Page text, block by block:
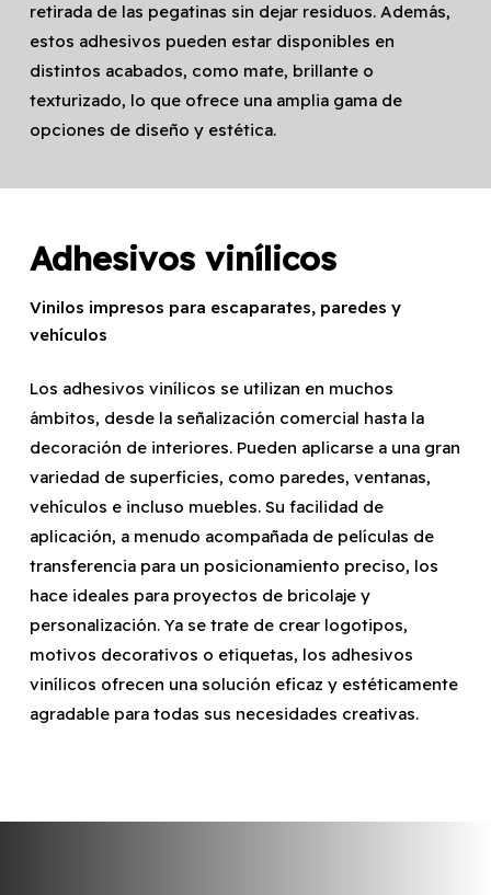
retirada de las pegatinas sin dejar residuos. Además,
estos adhesivos pueden estar disponibles en
distintos acabados, como mate, brillante o
texturizado, lo que ofrece una amplia gama de
opciones de diseño y estética.
Adhesivos vinílicos
Vinilos impresos para escaparates, paredes y
vehículos
Los adhesivos vinílicos se utilizan en muchos
ámbitos, desde la señalización comercial hasta la
decoración de interiores. Pueden aplicarse a una gran
variedad de superficies, como paredes, ventanas,
vehículos e incluso muebles. Su facilidad de
aplicación, a menudo acompañada de películas de
transferencia para un posicionamiento preciso, los
hace ideales para proyectos de bricolaje y
personalización. Ya se trate de crear logotipos,
motivos decorativos o etiquetas, los adhesivos
vinílicos ofrecen una solución eficaz y estéticamente
agradable para todas sus necesidades creativas.